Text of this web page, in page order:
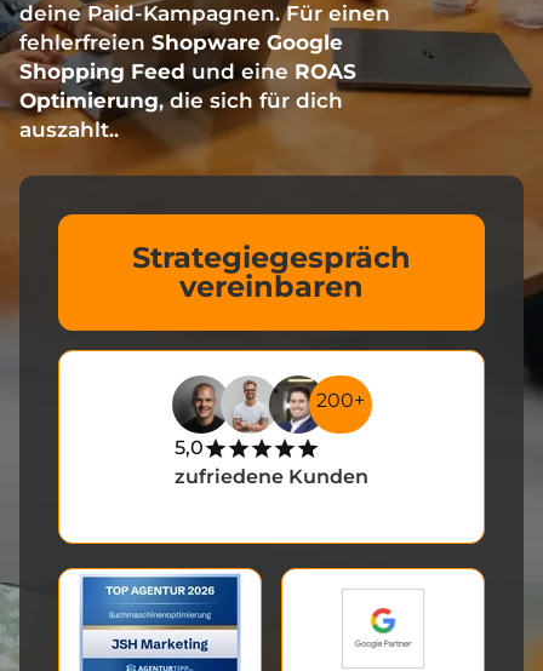
deine Paid-Kampagnen. Für einen
fehlerfreien Shopware Google
Shopping Feed und eine ROAS
Optimierung, die sich für dich
auszahlt..
Strategiegespräch
vereinbaren
200+
5,0
zufriedene Kunden